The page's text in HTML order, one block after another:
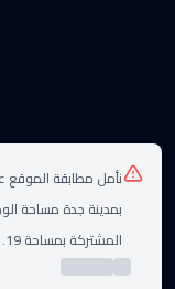
نأمل مطابقة
المشتركة بمساحة 61.19